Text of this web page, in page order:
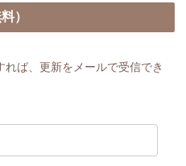
）
れば、更新をメールで受信でき